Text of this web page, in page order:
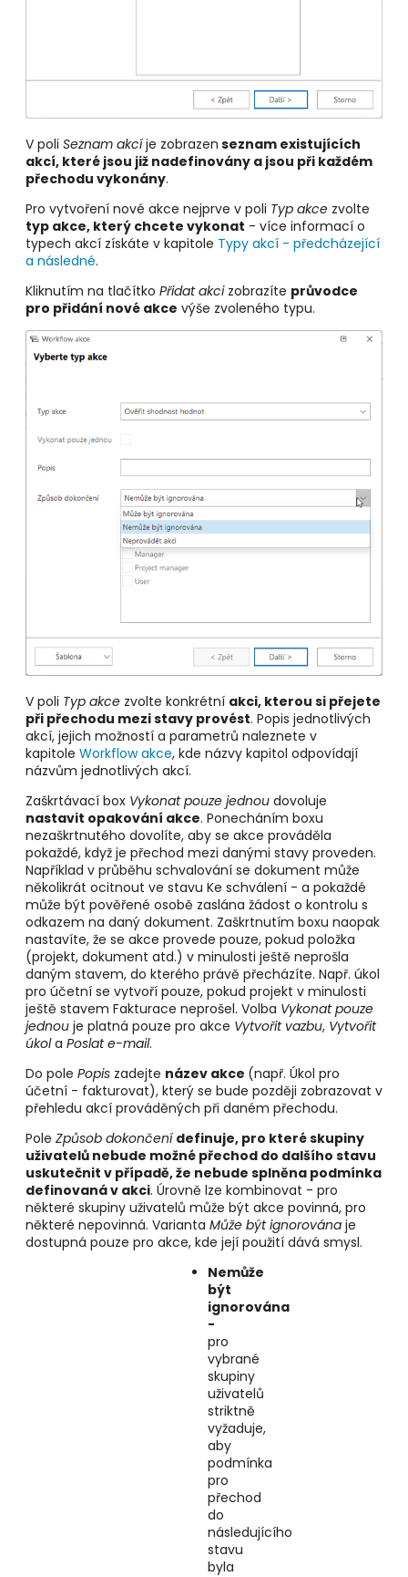
V poli Seznam akcíje zobrazen seznam existujících
akcí, které jsou již nadefinovány a jsou při každém
přechodu vykonány.
Pro vytvoření nové akce nejprve v poli Typ akce zvolte
typ akce, který chcete vykonat - více informací o
typech akcí získáte v kapitole Typy akcí - předcházející
a následné.
Kliknutím na tlačítko Přidat akcizobrazíte průvodce
pro přidání nové akce výše zvoleného typu.
V poli Typ akce zvolte konkrétní akci, kterou si přejete
při přechodu mezi stavy provést. Popis jednotlivých
akcí, jejich možností a parametrů naleznete v
kapitole Workflow akce, kde názvy kapitol odpovídají
názvům jednotlivých akcí.
Zaškrtávací box Vykonat pouze jednou dovoluje
nastavit opakování akce. Ponecháním boxu
nezaškrtnutého dovolíte, aby se akce prováděla
pokaždé, když je přechod mezi danými stavy proveden.
Například v průběhu schvalování se dokument může
několikrát ocitnout ve stavu Ke schválení - a pokaždé
může být pověřené osobě zaslána žádost o kontrolu s
odkazem na daný dokument. Zaškrtnutím boxu naopak
nastavíte, že se akce provede pouze, pokud položka
(projekt, dokument atd.) v minulosti ještě neprošla
daným stavem, do kterého právě přecházíte. Např. úkol
pro účetní se vytvoří pouze, pokud projekt v minulosti
ještě stavem Fakturace neprošel. Volba Vykonat pouze
jednou je platná pouze pro akce Vytvořit vazbu, Vytvořit
úkola Poslat e-mail.
Do pole Popis zadejte název akce (např. Úkol pro
účetní - fakturovat), který se bude později zobrazovat v
přehledu akcí prováděných při daném přechodu.
Pole Způsob dokončenídefinuje, pro které skupiny
uživatelů nebude možné přechod do dalšího stavu
uskutečnit v případě, že nebude splněna podmínka
definovaná v akci. Úrovně lze kombinovat - pro
některé skupiny uživatelů může být akce povinná, pro
některé nepovinná. Varianta Může být ignorována je
dostupná pouze pro akce, kde její použití dává smysl.
Nemůže
být
ignorována
-
pro
vybrané
skupiny
uživatelů
striktně
vyžaduje,
aby
podmínka
pro
přechod
do
následujícího
stavu
byla